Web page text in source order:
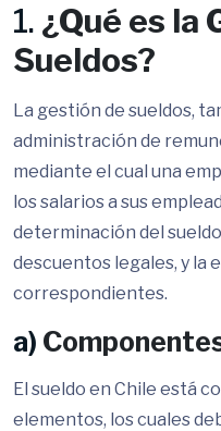
1. ¿Qué es la
Sueldos?
La gestión de sueldos,
administración de
mediante el cual una
los salarios a sus
determinación del
descuentos legales, y la
correspondientes.
a)
El sueldo en Chile está
elementos, los cuales